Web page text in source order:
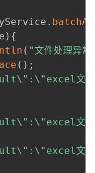
.
) {
( "文件处理异
( ) ;
文件
文件
文件